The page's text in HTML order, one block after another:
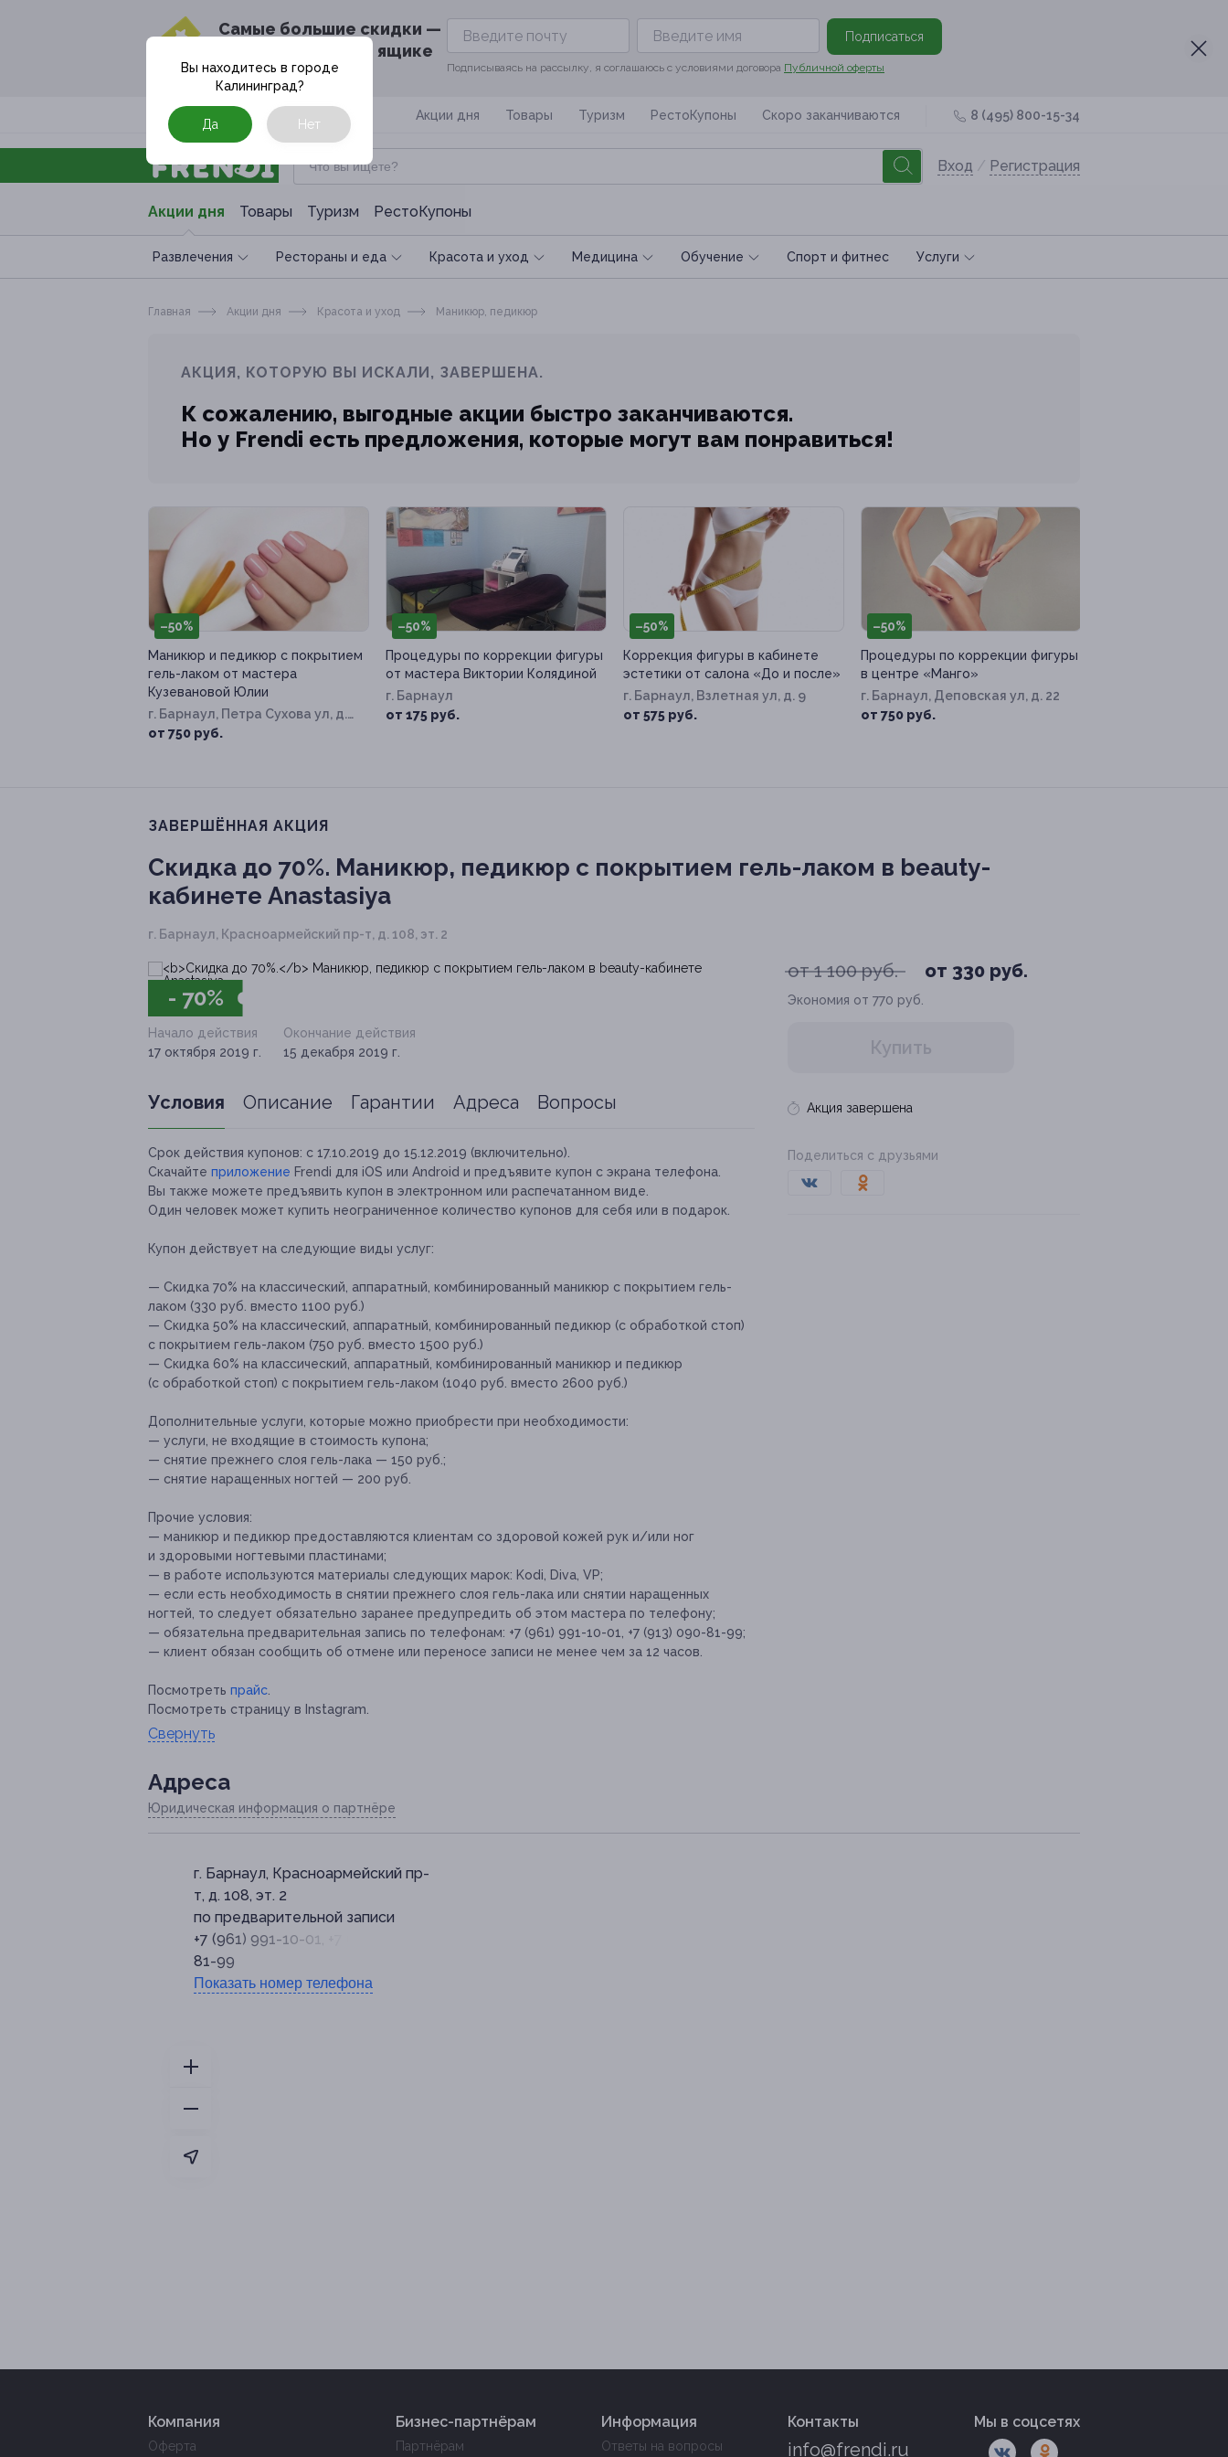
Cамые большие скидки —
в твоём почтовом ящике
Подписаться
Подписываясь на рассылку, я соглашаюсь с условиями договора Публичной оферты
Москва Акции дня Товары Туризм РестоКупоны Скоро заканчиваются 8 (495) 800-15-34
Вход / Регистрация
Акции дня Товары Туризм РестоКупоны
Развлечения Рестораны и еда Красота и уход Медицина Обучение Спoрт и фитнес Услуги
Вы находитесь в городе
Калининград?
Да Нет
Главная Акции дня Красота и уход Маникюр, педикюр
АКЦИЯ, КОТОРУЮ ВЫ ИСКАЛИ, ЗАВЕРШЕНА.
К сожалению, выгодные акции быстро заканчиваются.
Но у Frendi есть предложения, которые могут вам понравиться!
–50%
Маникюр и педикюр с покрытием
гель-лаком от мастера
Кузевановой Юлии
г. Барнаул, Петра Сухова ул, д.
14а
от 750 руб.
–50%
Процедуры по коррекции фигуры
от мастера Виктории Колядиной
г. Барнаул
от 175 руб.
–50%
Коррекция фигуры в кабинете
эстетики от салона «До и после»
г. Барнаул, Взлетная ул, д. 9
от 575 руб.
–50%
Процедуры по коррекции фигуры
в центре «Манго»
г. Барнаул, Деповская ул, д. 22
от 750 руб.
ЗАВЕРШЁННАЯ АКЦИЯ
Скидка до 70%. Маникюр, педикюр с покрытием гель-лаком в beauty-
кабинете Anastasiya
г. Барнаул, Красноармейский пр-т, д. 108, эт. 2
- 70%
от 1 100 руб. от 330 руб.
Экономия от 770 руб.
Купить
Акция завершена
Поделиться с друзьями
Начало действия
17 октября 2019 г.
Окончание действия
15 декабря 2019 г.
Условия Описание Гарантии Адреса Вопросы
Срок действия купонов: с 17.10.2019 до 15.12.2019 (включительно).
Скачайте приложение Frendi для iOS или Android и предъявите купон с экрана телефона.
Вы также можете предъявить купон в электронном или распечатанном виде.
Один человек может купить неограниченное количество купонов для себя или в подарок.
Купон действует на следующие виды услуг:
— Скидка 70% на классический, аппаратный, комбинированный маникюр с покрытием гель-
лаком (330 руб. вместо 1100 руб.)
— Скидка 50% на классический, аппаратный, комбинированный педикюр (с обработкой стоп)
с покрытием гель-лаком (750 руб. вместо 1500 руб.)
— Скидка 60% на классический, аппаратный, комбинированный маникюр и педикюр
(с обработкой стоп) с покрытием гель-лаком (1040 руб. вместо 2600 руб.)
Дополнительные услуги, которые можно приобрести при необходимости:
— услуги, не входящие в стоимость купона;
— снятие прежнего слоя гель-лака — 150 руб.;
— снятие наращенных ногтей — 200 руб.
Прочие условия:
— маникюр и педикюр предоставляются клиентам со здоровой кожей рук и/или ног
и здоровыми ногтевыми пластинами;
— в работе используются материалы следующих марок: Kodi, Diva, VP;
— если есть необходимость в снятии прежнего слоя гель-лака или снятии наращенных
ногтей, то следует обязательно заранее предупредить об этом мастера по телефону;
— обязательна предварительная запись по телефонам: +7 (961) 991-10-01, +7 (913) 090-81-99;
— клиент обязан сообщить об отмене или переносе записи не менее чем за 12 часов.
Посмотреть прайс
Посмотреть страницу в Instagram.
Свернуть
Адресa
Юридическая информация о партнёре
г. Барнаул, Красноармейский пр-
т, д. 108, эт. 2
по предварительной записи
+7 (961) 991-10-01, +7 (913) 090-
81-99
Показать номер телефона
Компания
Оферта
Бизнес-партнёрам
Партнёрам
Информация
Ответы на вопросы
Контакты
info@frendi.ru
Мы в соцсетях